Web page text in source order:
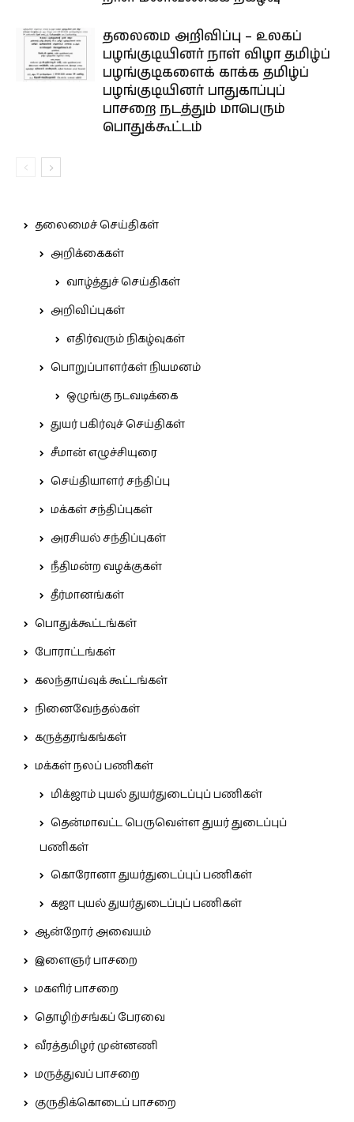
தலைமை அறிவிப்பு – உலகப்
பழங்குடியினர் நாள் விழா தமிழ்ப்
பழங்குடிகளைக் காக்க தமிழ்ப்
பழங்குடியினர் பாதுகாப்புப்
பாசறை நடத்தும் மாபெரும்
பொதுக்கூட்டம்
தலைமைச் செய்திகள்
அறிக்கைகள்
வாழ்த்துச் செய்திகள்
அறிவிப்புகள்
எதிர்வரும் நிகழ்வுகள்
பொறுப்பாளர்கள் நியமனம்
ஒழுங்கு நடவடிக்கை
துயர் பகிர்வுச் செய்திகள்
சீமான் எழுச்சியுரை
செய்தியாளர் சந்திப்பு
மக்கள் சந்திப்புகள்
அரசியல் சந்திப்புகள்
நீதிமன்ற வழக்குகள்
தீர்மானங்கள்
பொதுக்கூட்டங்கள்
போராட்டங்கள்
கலந்தாய்வுக் கூட்டங்கள்
நினைவேந்தல்கள்
கருத்தரங்கங்கள்
மக்கள் நலப் பணிகள்
மிக்ஜாம் புயல் துயர்துடைப்புப் பணிகள்
தென்மாவட்ட பெருவெள்ள துயர் துடைப்புப்
பணிகள்
கொரோனா துயர்துடைப்புப் பணிகள்
கஜா புயல் துயர்துடைப்புப் பணிகள்
ஆன்றோர் அவையம்
இளைஞர் பாசறை
மகளிர் பாசறை
தொழிற்சங்கப் பேரவை
வீரத்தமிழர் முன்னணி
மருத்துவப் பாசறை
குருதிக்கொடைப் பாசறை